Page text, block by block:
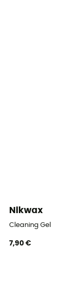
Nikwax
Cleaning Gel
7,90 €